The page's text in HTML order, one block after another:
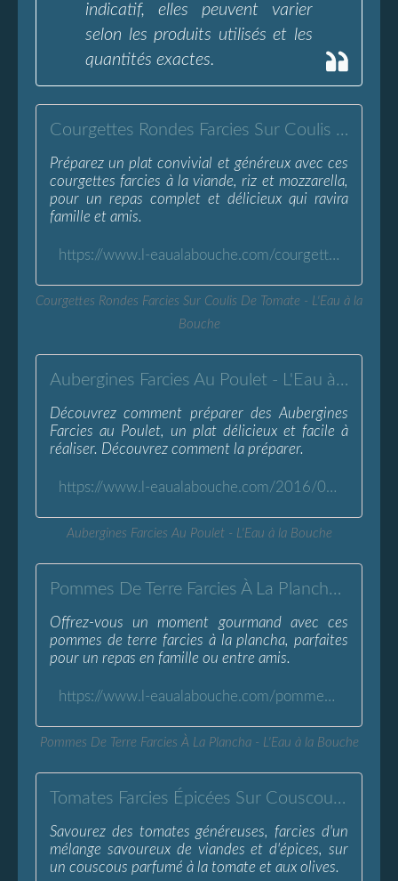
indicatif, elles peuvent varier
selon les produits utilisés et les
quantités exactes.
Courgettes Rondes Farcies Sur Coulis De Tomate - L'Eau à la Bouche
Préparez un plat convivial et généreux avec ces
courgettes farcies à la viande, riz et mozzarella,
pour un repas complet et délicieux qui ravira
famille et amis.
https://www.l-eaualabouche.com/courgettes-rondes-farcies-sur-coulis-de-tomate.html
Courgettes Rondes Farcies Sur Coulis De Tomate - L'Eau à la
Bouche
Aubergines Farcies Au Poulet - L'Eau à la Bouche
Découvrez comment préparer des Aubergines
Farcies au Poulet, un plat délicieux et facile à
réaliser. Découvrez comment la préparer.
https://www.l-eaualabouche.com/2016/07/aubergines-farcies-au-poulet.html
Aubergines Farcies Au Poulet - L'Eau à la Bouche
Pommes De Terre Farcies À La Plancha - L'Eau à la Bouche
Offrez-vous un moment gourmand avec ces
pommes de terre farcies à la plancha, parfaites
pour un repas en famille ou entre amis.
https://www.l-eaualabouche.com/pommes-de-terre-farcies-plancha.html
Pommes De Terre Farcies À La Plancha - L'Eau à la Bouche
Tomates Farcies Épicées Sur Couscous - L'Eau à la Bouche
Savourez des tomates généreuses, farcies d'un
mélange savoureux de viandes et d'épices, sur
un couscous parfumé à la tomate et aux olives.